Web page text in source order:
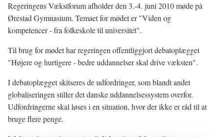
Regeringens Vækstforum afholder den 3.-4. juni 2010 møde på
Ørestad Gymnasium. Temaet for mødet er "Viden og
kompetencer - fra folkeskole til universitet".
Til brug for mødet har regeringen offentliggjort debatoplægget
"Højere og hurtigere - bedre uddannelser skal drive væksten".
I debatoplægget skitseres de udfordringer, som blandt andet
globaliseringen stiller det danske uddannelsessystem overfor.
Udfordringerne skal løses i en situation, hvor der ikke er råd til at
bruge flere penge.